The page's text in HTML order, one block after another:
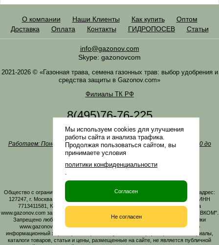
О компании Наши Клиенты Как купить
Оптом
Доставка
Оплата Контакты ГИДРОПОСЕВ Статьи
info@gazonov.com
Skype: gazonovcom
2021-2026 © «Газонная трава, семена газонных трав: выбор удобрения и
средства защиты в Gazonov.com»
Филиалы ТК РФ
8(495)76-76-225
8(985)76-76-335
Наша почтаinfo@gazonov.com
Работаем: Понедельник-четверг с 10:00 до 18:00, пятница - с 10:00 до
17:00
Наши награды и письма
Политика конфиденциальности
Заказать обратный звонок
Общество с ограниченной ответственностью «ГАЗОНОВКОМ» Юридический адрес:
127247, г. Москва, Дмитровское ш., д. 100, стр. 2, этаж 01, помещение 3106 ИНН
7713411581, КПП 771301001 ОГРН 1167746161219. Все материалы сайта
www.gazonov.com защищены авторским правом и принадлежат ООО "ГАЗОНОВКОМ".
Запрещено любое копирование материалов сайта без активной гиперссылки
www.gazonov.com. Данный сайт и его содержимое носит исключительно
информационный характер и ни при каких условиях информационные материалы,
каталоги товаров, статьи и цены, размещенные на сайте, не является публичной
Мы используем cookies для улучшения
работы сайта и анализа трафика.
Продолжая пользоваться сайтом, вы
принимаете условия
политики конфиденциальности
.
Согласен
Не согласен